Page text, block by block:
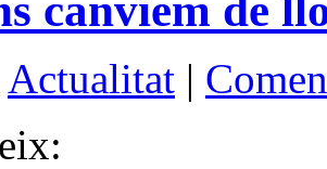
Actualitat |